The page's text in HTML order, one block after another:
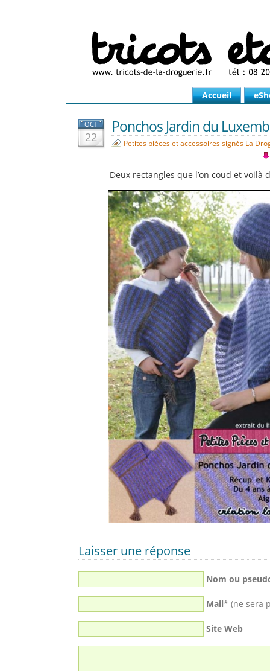
Accueil
OCT
22
Ponchos Jardin du
Petites pièces et accessoires signés La
Deux rectangles que l’on coud et voilà
Laisser une réponse
Nom ou
Mail* (ne sera
Site Web